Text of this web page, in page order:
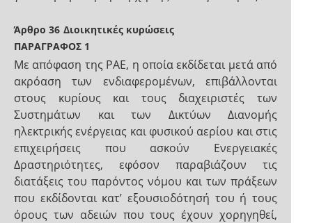
Άρθρο 36 Διοικητικές κυρώσεις
ΠΑΡΑΓΡΑΦΟΣ 1
Με απόφαση της ΡΑΕ, η οποία εκδίδεται μετά από
ακρόαση των ενδιαφερομένων, επιβάλλονται
στους κυρίους και τους διαχειριστές των
Συστημάτων και των Δικτύων Διανομής
ηλεκτρικής ενέργειας και φυσικού αερίου και στις
επιχειρήσεις που ασκούν Ενεργειακές
Δραστηριότητες, εφόσον παραβιάζουν τις
διατάξεις του παρόντος νόμου και των πράξεων
που εκδίδονται κατ’ εξουσιοδότησή του ή τους
όρους των αδειών που τους έχουν χορηγηθεί,